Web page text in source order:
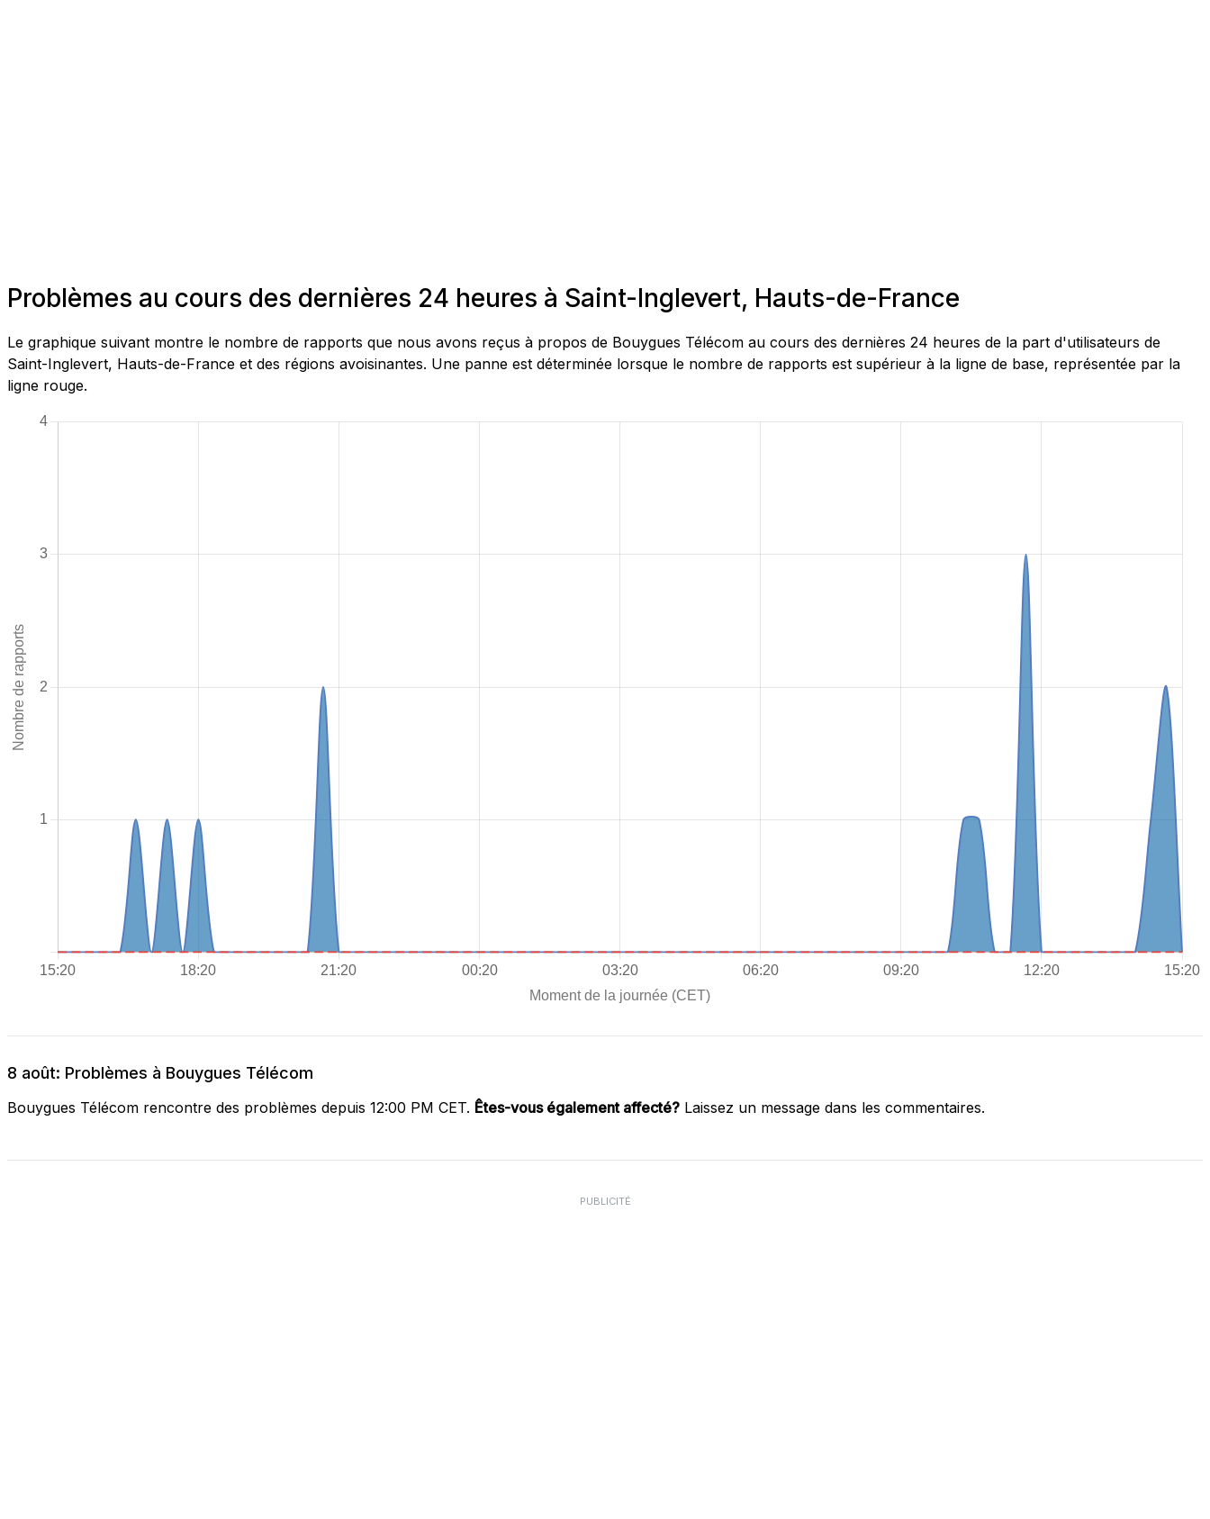
Problèmes au cours des dernières 24 heures à Saint-Inglevert, Hauts-de-France
Le graphique suivant montre le nombre de rapports que nous avons reçus à propos de Bouygues Télécom au cours des dernières 24 heures de la part d'utilisateurs de
Saint-Inglevert, Hauts-de-France et des régions avoisinantes. Une panne est déterminée lorsque le nombre de rapports est supérieur à la ligne de base, représentée par la
ligne rouge.
8 août: Problèmes à Bouygues Télécom
Bouygues Télécom rencontre des problèmes depuis 12:00 PM CET. Êtes-vous également affecté? Laissez un message dans les commentaires.
PUBLICITÉ